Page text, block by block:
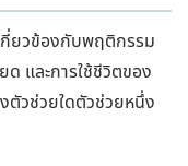
กี่ยวข้องกับพฤติกรรม
และการใช้ชีวิตของ
ตัวช่วยใดตัวช่วยหนึ่ง